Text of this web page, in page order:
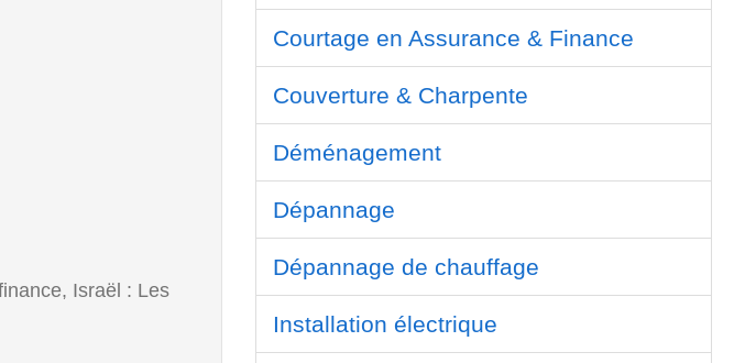
Israël : Les
Courtage en Assurance & Finance
Couverture & Charpente
Déménagement
Dépannage
Dépannage de chauffage
Installation électrique